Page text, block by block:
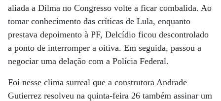
aliada a Dilma no Congresso volte a ficar combalida. Ao
tomar conhecimento das críticas de Lula, enquanto
prestava depoimento à PF, Delcídio ficou descontrolado
a ponto de interromper a oitiva. Em seguida, passou a
negociar uma delação com a Polícia Federal.
Foi nesse clima surreal que a construtora Andrade
Gutierrez resolveu na quinta-feira 26 também assinar um